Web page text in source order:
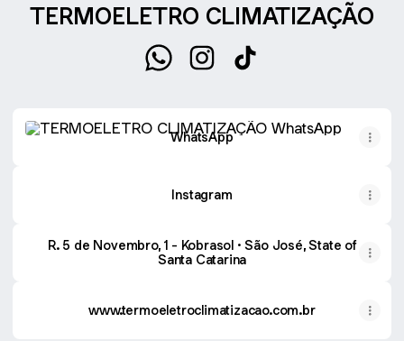
TERMOELETRO CLIMATIZAÇÃO
WhatsApp
Instagram
R. 5 de Novembro, 1 - Kobrasol · São José, State of
Santa Catarina
www.termoeletroclimatizacao.com.br